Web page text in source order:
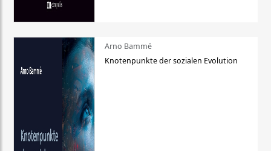
Arno Bammé
Knotenpunkte der sozialen Evolution